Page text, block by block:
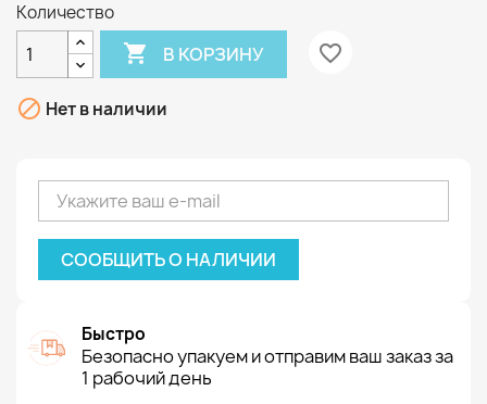
Количество
 В КОРЗИНУ favorite_border
 Нет в наличии
СООБЩИТЬ О НАЛИЧИИ
Быстро
Безопасно упакуем и отправим ваш заказ за
1 рабочий день